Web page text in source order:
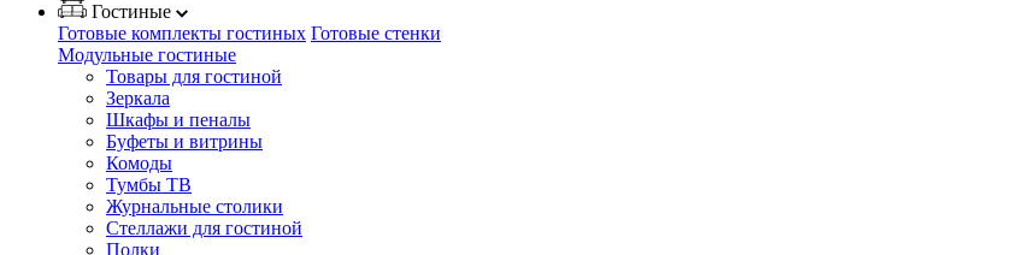
Гостиные
Готовые комплекты гостиных Готовые стенки
Модульные гостиные
Товары для гостиной
Зеркала
Шкафы и пеналы
Буфеты и витрины
Комоды
Тумбы ТВ
Журнальные столики
Стеллажи для гостиной
Полки